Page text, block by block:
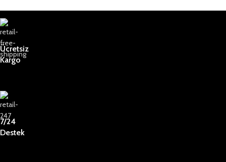
Ücretsiz
Kargo
7/24
Destek